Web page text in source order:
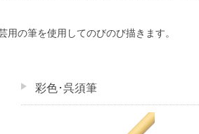
の筆を使用してのびのび描きます。
彩色･呉須筆